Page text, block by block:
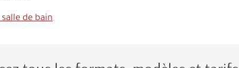
de bain